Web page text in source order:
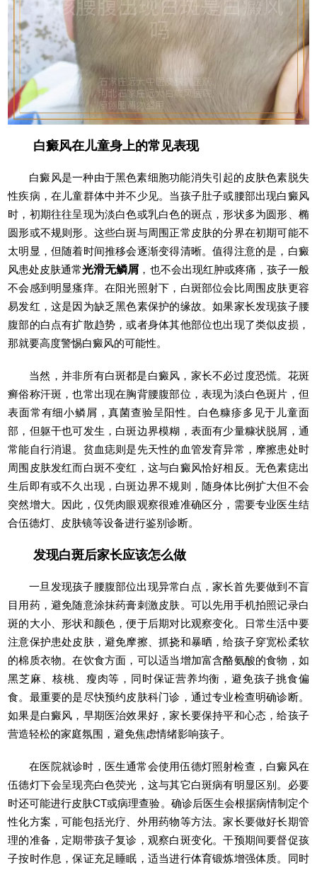
白癜风在儿童身上的常见表现
白癜风是一种由于黑色素细胞功能消失引起的皮肤色素脱失
性疾病，在儿童群体中并不少见。当孩子肚子或腰部出现白癜风
时，初期往往呈现为淡白色或乳白色的斑点，形状多为圆形、椭
圆形或不规则形。这些白斑与周围正常皮肤的分界在初期可能不
太明显，但随着时间推移会逐渐变得清晰。值得注意的是，白癜
风患处皮肤通常光滑无鳞屑 ，也不会出现红肿或疼痛，孩子一般
不会感到明显瘙痒。在阳光照射下，白斑部位会比周围皮肤更容
易发红，这是因为缺乏黑色素保护的缘故。如果家长发现孩子腰
腹部的白点有扩散趋势，或者身体其他部位也出现了类似皮损，
那就要高度警惕白癜风的可能性。
当然，并非所有白斑都是白癜风，家长不必过度恐慌。花斑
癣俗称汗斑，也常出现在胸背腰腹部位，表现为淡白色斑片，但
表面常有细小鳞屑，真菌查验呈阳性。白色糠疹多见于儿童面
部，但躯干也可发生，白斑边界模糊，表面有少量糠状脱屑，通
常能自行消退。贫血痣则是先天性的血管发育异常，摩擦患处时
周围皮肤发红而白斑不变红，这与白癜风恰好相反。无色素痣出
生后即有或不久出现，白斑边界不规则，随身体比例扩大但不会
突然增大。因此，仅凭肉眼观察很难准确区分，需要专业医生结
合伍德灯、皮肤镜等设备进行鉴别诊断。
发现白斑后家长应该怎么做
一旦发现孩子腰腹部位出现异常白点，家长首先要做到不盲
目用药，避免随意涂抹药膏刺激皮肤。可以先用手机拍照记录白
斑的大小、形状和颜色，便于后期对比观察变化。日常生活中要
注意保护患处皮肤，避免摩擦、抓挠和暴晒，给孩子穿宽松柔软
的棉质衣物。在饮食方面，可以适当增加富含酪氨酸的食物，如
黑芝麻、核桃、瘦肉等，同时保证营养均衡，避免孩子挑食偏
食。最重要的是尽快预约皮肤科门诊，通过专业检查明确诊断。
如果是白癜风，早期医治效果好，家长要保持平和心态，给孩子
营造轻松的家庭氛围，避免焦虑情绪影响孩子。
在医院就诊时，医生通常会使用伍德灯照射检查，白癜风在
伍德灯下会呈现亮白色荧光，这与其它白斑病有明显区别。必要
时还可能进行皮肤CT或病理查验。确诊后医生会根据病情制定个
性化方案，可能包括光疗、外用药物等方法。家长要做好长期管
理的准备，定期带孩子复诊，观察白斑变化。干预期间要督促孩
子按时作息，保证充足睡眠，适当进行体育锻炼增强体质。同时